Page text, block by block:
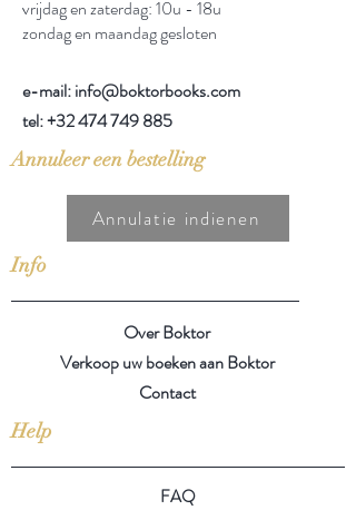
vrijdag en zaterdag: 10u - 18u
zondag en maandag gesloten
e-mail: info@boktorbooks.com
tel:+32 474 749 885
Annuleer een bestelling
Annulatie indienen
Info
Over Boktor
Verkoop uw boeken aan Boktor
Contact
Help
FAQ